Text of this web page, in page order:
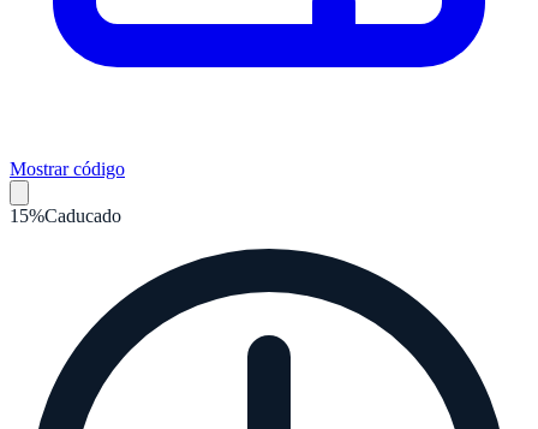
Mostrar código
15%Caducado